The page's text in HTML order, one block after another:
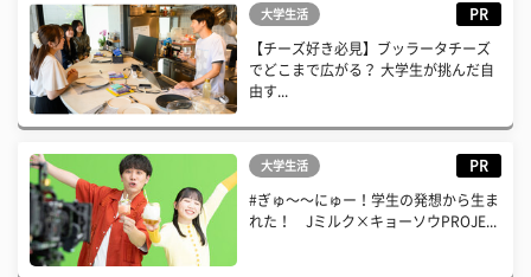
大学生活 PR
【チーズ好き必見】ブッラータチーズ
でどこまで広がる？ 大学生が挑んだ自
由す...
大学生活 PR
#ぎゅ〜〜にゅー！学生の発想から生ま
れた！ Jミルク×キョーソウPROJE...